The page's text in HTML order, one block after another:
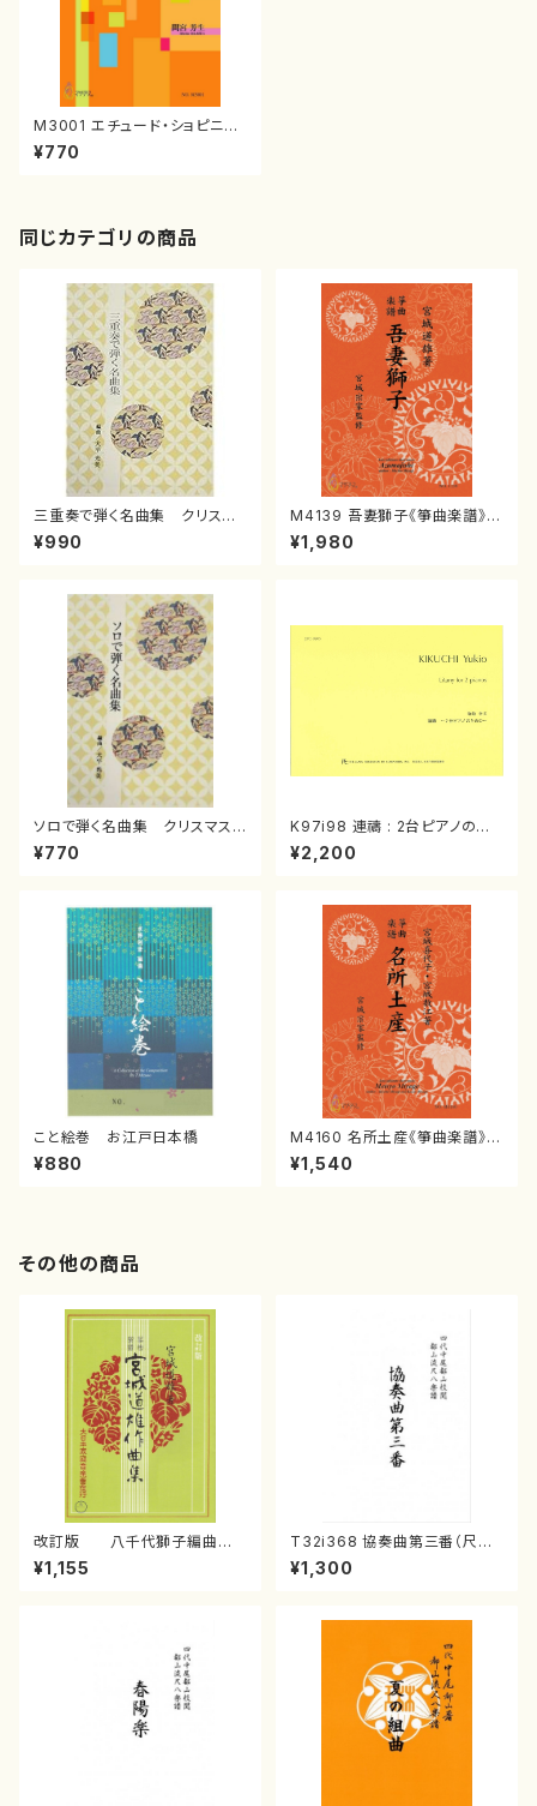
M3001 エチュード・ショピニア
ーナ（ピアノソロ/間宮芳生/楽
譜）
¥770
同じカテゴリの商品
三重奏で弾く名曲集 クリスマ
スメドレー( 箏2/大平光美 編
曲/楽譜）
¥990
M4139 吾妻獅子《箏曲楽譜》
（箏/宮城道雄著・宮城宗家監修/
箏曲古典楽譜）
¥1,980
ソロで弾く名曲集 クリスマス・
イブ／恋人がサンタクロース(
箏独奏 /大平光美 編曲/楽
¥770
K97i98 連禱 : 2台ピアノのた
めの（2 Pianos / 菊池 幸夫 /
楽譜）
¥2,200
こと絵巻 お江戸日本橋
¥880
M4160 名所土産《箏曲楽譜》
（箏/宮城喜代子・宮城数江著・
宮城宗家監修/箏曲古典楽譜）
¥1,540
その他の商品
改訂版 八千代獅子編曲
（編曲八千代獅子）(/宮城道
雄/楽譜）
¥1,155
T32i368 協奏曲第三番（尺八/
唯是震一/楽譜）都山流公刊楽譜
曲番:2073
¥1,300